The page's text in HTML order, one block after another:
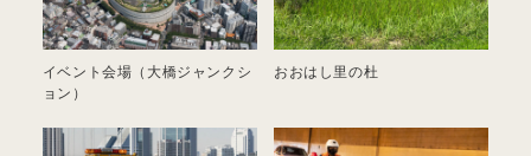
イベント会場（大橋ジャンクシ
ョン）
おおはし里の杜